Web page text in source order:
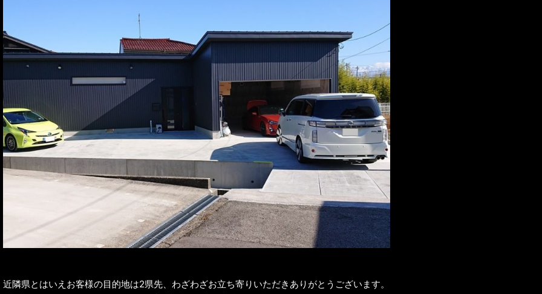
近隣県とはいえお客様の目的地は2県先、わざわざお立ち寄りいただきありがとうございます。